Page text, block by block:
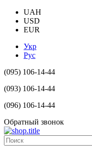
UAH
USD
EUR
Укр
Рус
(095) 106-14-44
(093) 106-14-44
(096) 106-14-44
Обратный звонок